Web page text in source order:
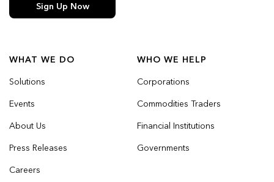
WHAT WE DO
Solutions
Events
About Us
Press Releases
Careers
WHO WE HELP
Corporations
Commodities Traders
Financial Institutions
Governments
Sign Up Now